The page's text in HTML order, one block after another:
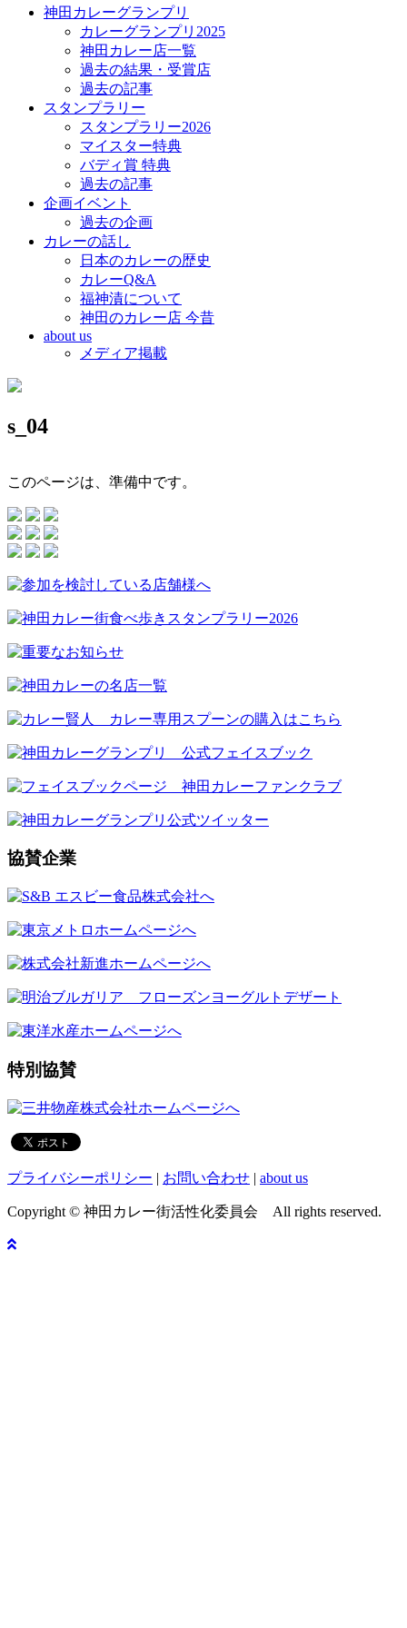
神田カレーグランプリ
カレーグランプリ2025
神田カレー店一覧
過去の結果・受賞店
過去の記事
スタンプラリー
スタンプラリー2026
マイスター特典
バディ賞 特典
過去の記事
企画イベント
過去の企画
カレーの話し
日本のカレーの歴史
カレーQ&A
福神漬について
神田のカレー店 今昔
about us
メディア掲載
s_04
このページは、準備中です。
協賛企業
特別協賛
プライバシーポリシー | お問い合わせ | about us
Copyright © 神田カレー街活性化委員会 All rights reserved.